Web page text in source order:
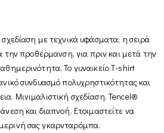
με τεχνικά υφάσματα, η σειρά
την προθέρμανση, για πριν και μετά την
Το γυναικείο T-shirt
συνδυασμό πολυχρηστικότητας και
Μινιμαλιστική σχεδίαση. Tencel®
και διαπνοή. Ετοιμαστείτε να
σας γκαρνταρόμπα.